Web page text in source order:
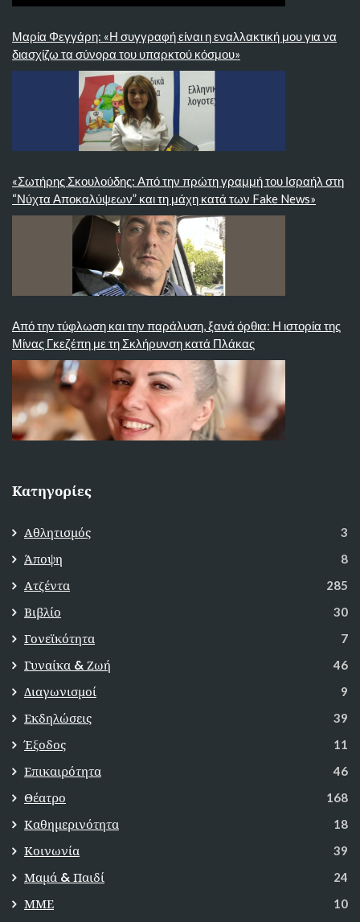
Μαρία Φεγγάρη: «Η συγγραφή είναι η εναλλακτική μου για να
διασχίζω τα σύνορα του υπαρκτού κόσμου»
«Σωτήρης Σκουλούδης: Από την πρώτη γραμμή του Ισραήλ στη
“Νύχτα Αποκαλύψεων” και τη μάχη κατά των Fake News»
Από την τύφλωση και την παράλυση, ξανά όρθια: Η ιστορία της
Μίνας Γκεζέπη με τη Σκλήρυνση κατά Πλάκας
Κατηγορίες
Αθλητισμός 3
Άποψη 8
Ατζέντα 285
Βιβλίο 30
Γονεϊκότητα 7
Γυναίκα & Ζωή 46
Διαγωνισμοί 9
Εκδηλώσεις 39
Έξοδος 11
Επικαιρότητα 46
Θέατρο 168
Καθημερινότητα 18
Κοινωνία 39
Μαμά & Παιδί 24
ΜΜΕ 10